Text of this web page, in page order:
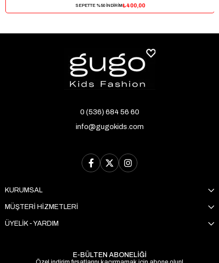
SEPETTE %50 İNDİRİM₺400,00
0 (536) 684 56 60
info@gugokids.com
KURUMSAL
MÜŞTERİ HİZMETLERİ
ÜYELİK - YARDIM
E-BÜLTEN ABONELİĞİ